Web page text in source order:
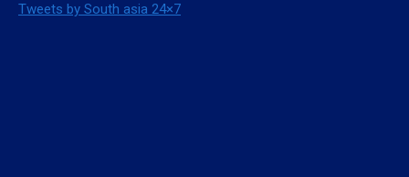
Tweets by South asia 24×7